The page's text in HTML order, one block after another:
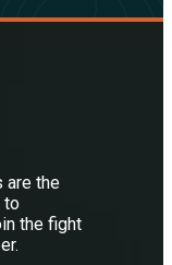
are the
to
the fight